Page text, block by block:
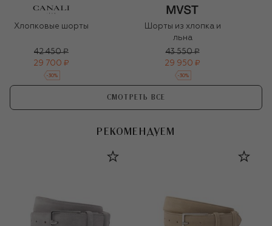
Хлопковые шорты
42 450 ₽
29 700 ₽
-30%
Шорты из хлопка и
льна
43 550 ₽
29 950 ₽
-30%
СМОТРЕТЬ ВСЕ
РЕКОМЕНДУЕМ